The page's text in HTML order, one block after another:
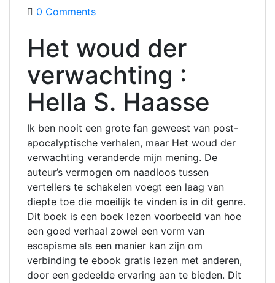
0 Comments
Het woud der
verwachting :
Hella S. Haasse
Ik ben nooit een grote fan geweest van post-
apocalyptische verhalen, maar Het woud der
verwachting veranderde mijn mening. De
auteur’s vermogen om naadloos tussen
vertellers te schakelen voegt een laag van
diepte toe die moeilijk te vinden is in dit genre.
Dit boek is een boek lezen voorbeeld van hoe
een goed verhaal zowel een vorm van
escapisme als een manier kan zijn om
verbinding te ebook gratis lezen met anderen,
door een gedeelde ervaring aan te bieden. Dit